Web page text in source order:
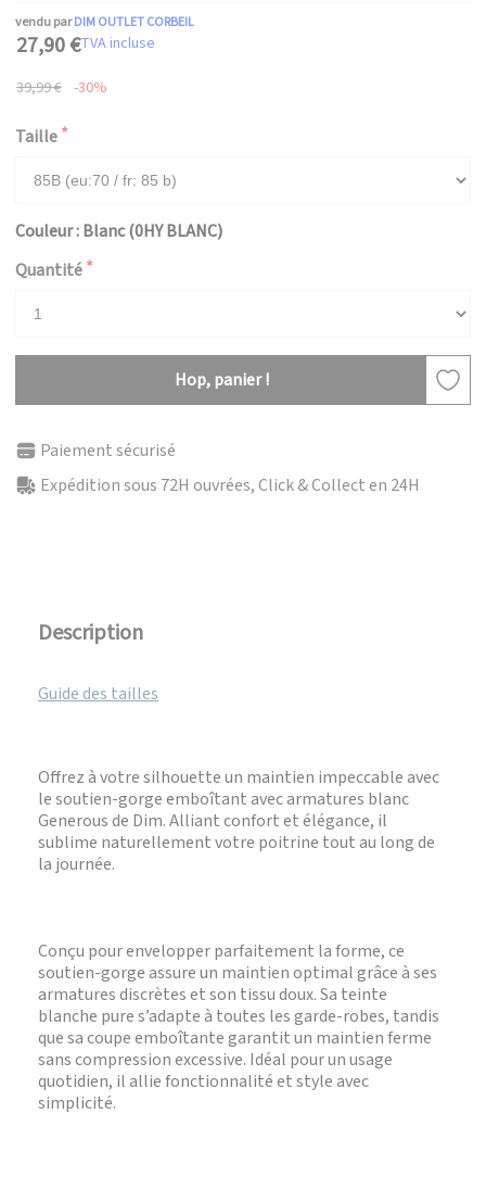
vendu parDIM OUTLET CORBEIL
27,90 €TVA incluse
39,99 € -30%
Taille
Couleur : Blanc (0HY BLANC)
Quantité
Hop, panier !
Paiement sécurisé
Expédition sous 72H ouvrées, Click & Collect en 24H
Description
Guide des tailles
Offrez à votre silhouette un maintien impeccable avec
le soutien-gorge emboîtant avec armatures blanc
Generous de Dim. Alliant confort et élégance, il
sublime naturellement votre poitrine tout au long de
la journée.
Conçu pour envelopper parfaitement la forme, ce
soutien-gorge assure un maintien optimal grâce à ses
armatures discrètes et son tissu doux. Sa teinte
blanche pure s’adapte à toutes les garde-robes, tandis
que sa coupe emboîtante garantit un maintien ferme
sans compression excessive. Idéal pour un usage
quotidien, il allie fonctionnalité et style avec
simplicité.